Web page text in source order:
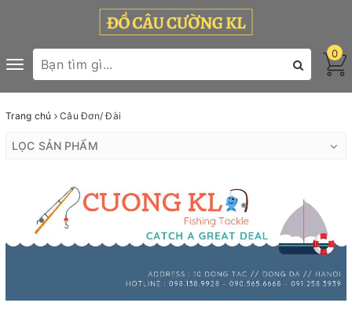
Toggle
navigation
0
Trang chủ Câu Đơn/ Đài
LỌC SẢN PHẨM